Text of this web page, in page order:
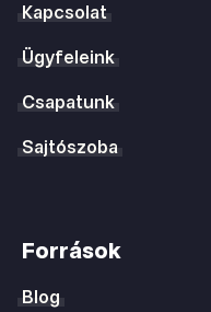
Kapcsolat
Ügyfeleink
Csapatunk
Sajtószoba
Források
Blog